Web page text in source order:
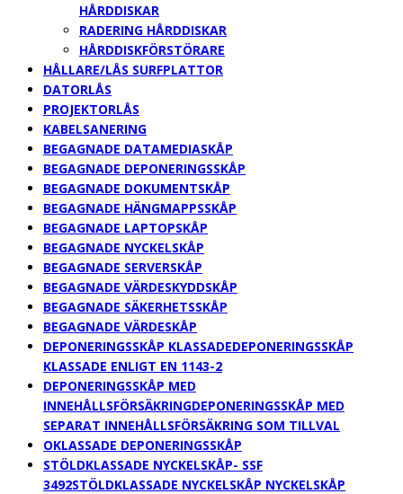
HÅRDDISKAR
RADERING HÅRDDISKAR
HÅRDDISKFÖRSTÖRARE
HÅLLARE/LÅS SURFPLATTOR
DATORLÅS
PROJEKTORLÅS
KABELSANERING
BEGAGNADE DATAMEDIASKÅP
BEGAGNADE DEPONERINGSSKÅP
BEGAGNADE DOKUMENTSKÅP
BEGAGNADE HÄNGMAPPSSKÅP
BEGAGNADE LAPTOPSKÅP
BEGAGNADE NYCKELSKÅP
BEGAGNADE SERVERSKÅP
BEGAGNADE VÄRDESKYDDSKÅP
BEGAGNADE SÄKERHETSSKÅP
BEGAGNADE VÄRDESKÅP
DEPONERINGSSKÅP KLASSADEDEPONERINGSSKÅP
KLASSADE ENLIGT EN 1143-2
DEPONERINGSSKÅP MED
INNEHÅLLSFÖRSÄKRINGDEPONERINGSSKÅP MED
SEPARAT INNEHÅLLSFÖRSÄKRING SOM TILLVAL
OKLASSADE DEPONERINGSSKÅP
STÖLDKLASSADE NYCKELSKÅP- SSF
3492STÖLDKLASSADE NYCKELSKÅP NYCKELSKÅP